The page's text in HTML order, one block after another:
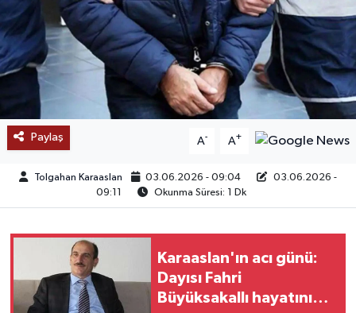
Paylaş A- A+
Tolgahan Karaaslan 03.06.2026 - 09:04
03.06.2026 -
09:11
Okunma Süresi: 1 Dk
Karaaslan'ın acı günü:
Dayısı Fahri
Büyüksakallı hayatını
EĞİTİM
BÖLGE
POPÜLER
TREND
MEDYA